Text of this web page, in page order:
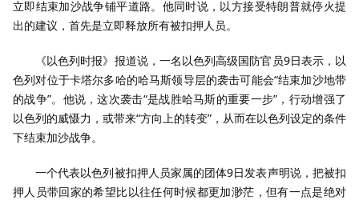
立即结束加沙战争铺平道路。他同时说，以方接受特朗普就停火提
出的建议，首先是立即释放所有被扣押人员。
《以色列时报》报道说，一名以色列高级国防官员9日表示，以
色列对位于卡塔尔多哈的哈马斯领导层的袭击可能会“结束加沙地带
的战争”。他说，这次袭击“是战胜哈马斯的重要一步”，行动增强了
以色列的威慑力，或带来“方向上的转变”，从而在以色列设定的条件
下结束加沙战争。
一个代表以色列被扣押人员家属的团体9日发表声明说，把被扣
押人员带回家的希望比以往任何时候都更加渺茫，但有一点是绝对